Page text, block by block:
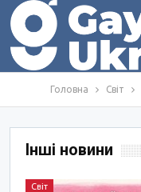
Головна Світ
Інші новини
Світ